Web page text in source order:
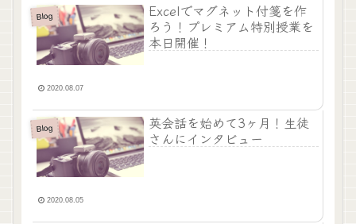
Blog
Excelでマグネット付箋を作
ろう！プレミアム特別授業を
本日開催！
2020.08.07
Blog
英会話を始めて3ヶ月！生徒
さんにインタビュー
2020.08.05